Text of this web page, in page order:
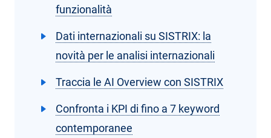
funzionalità
Dati internazionali su SISTRIX: la
novità per le analisi internazionali
Traccia le AI Overview con SISTRIX
Confronta i KPI di fino a 7 keyword
contemporanee